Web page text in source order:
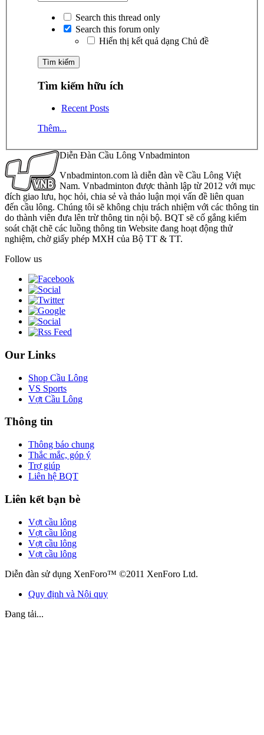
Search this thread only
Search this forum only
Hiển thị kết quả dạng Chủ đề
Tìm kiếm hữu ích
Recent Posts
Thêm...
Diễn Đàn Cầu Lông Vnbadminton
Vnbadminton.com là diễn đàn về Cầu Lông Việt
Nam. Vnbadminton được thành lập từ 2012 với mục
đích giao lưu, học hỏi, chia sẻ và thảo luận mọi vấn đề liên quan
đến cầu lông. Chúng tôi sẽ không chịu trách nhiệm với các thông tin
do thành viên đưa lên trừ thông tin nội bộ. BQT sẽ cố gắng kiểm
soát chặt chẽ các luồng thông tin Website đang hoạt động thử
nghiệm, chờ giấy phép MXH của Bộ TT & TT.
Follow us
Our Links
Shop Cầu Lông
VS Sports
Vợt Cầu Lông
Thông tin
Thông báo chung
Thắc mắc, góp ý
Trợ giúp
Liên hệ BQT
Liên kết bạn bè
Vợt cầu lông
Vợt cầu lông
Vợt cầu lông
Vợt cầu lông
Diễn đàn sử dụng XenForo™ ©2011 XenForo Ltd.
Quy định và Nội quy
Đang tải...